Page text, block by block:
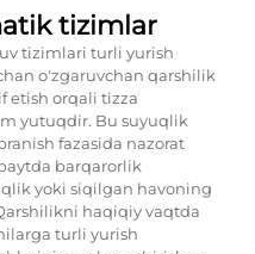
tizimlar
tizimlari turli yurish
o'zgaruvchan qarshilik
etish orqali tizza
yutuqdir. Bu suyuqlik
fazasida nazorat
barqarorlik
yoki siqilgan havoning
haqiqiy vaqtda
turli yurish